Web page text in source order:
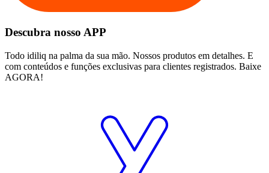
Descubra nosso APP
Todo idiliq na palma da sua mão. Nossos produtos em detalhes. E
com conteúdos e funções exclusivas para clientes registrados. Baixe
AGORA!